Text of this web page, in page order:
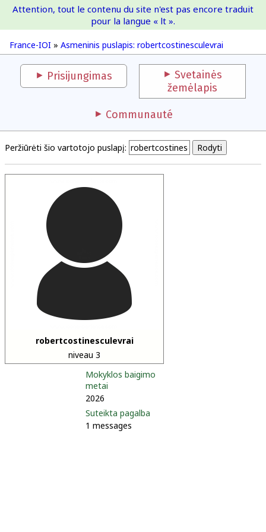
France-IOI
France-IOI » Asmeninis puslapis: robertcostinesculevrai
Attention, tout le contenu du site n'est pas encore traduit
pour la langue « lt ».
Prisijungimas
Svetainės
žemėlapis
Communauté
Peržiūrėti šio vartotojo puslapį:
robertcostinesculevrai
niveau 3
Mokyklos baigimo
metai
2026
Suteikta pagalba
1 messages